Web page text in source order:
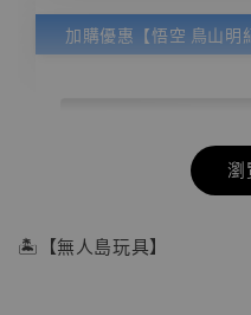
瀏
🏝【無人島玩具】